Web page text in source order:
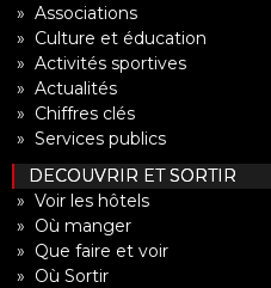
» Associations
» Culture et éducation
» Activités sportives
» Actualités
» Chiffres clés
» Services publics
DECOUVRIR ET SORTIR
» Voir les hôtels
» Où manger
» Que faire et voir
» Où Sortir